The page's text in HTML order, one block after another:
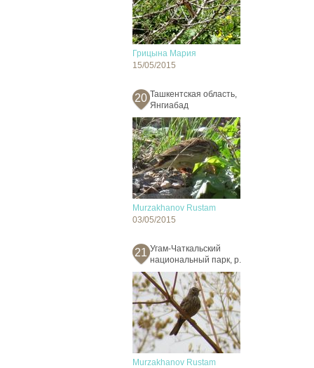
Грицына Мария
15/05/2015
20 Ташкентская область,
Янгиабад
Murzakhanov Rustam
03/05/2015
21 Угам-Чаткальский
национальный парк, р.
Murzakhanov Rustam